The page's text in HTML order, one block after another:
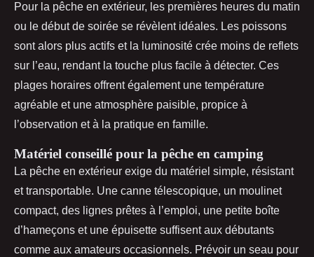
Pour la pêche en extérieur, les premières heures du matin
ou le début de soirée se révèlent idéales. Les poissons
sont alors plus actifs et la luminosité crée moins de reflets
sur l’eau, rendant la touche plus facile à détecter. Ces
plages horaires offrent également une température
agréable et une atmosphère paisible, propice à
l’observation et à la pratique en famille.
Matériel conseillé pour la pêche en camping
La pêche en extérieur exige du matériel simple, résistant
et transportable. Une canne télescopique, un moulinet
compact, des lignes prêtes à l’emploi, une petite boîte
d’hameçons et une épuisette suffisent aux débutants
comme aux amateurs occasionnels. Prévoir un seau pour